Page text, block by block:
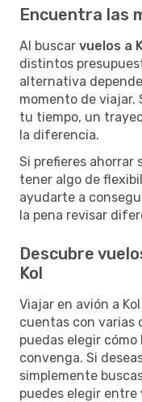
Encuentra las
Al buscar vuelos a
distintos
alternativa
momento de viajar.
tu tiempo, un
la diferencia.
Si prefieres ahorrar
tener algo de
ayudarte a
la pena revisar
Descubre
Kol
Viajar en avión a
cuentas con varias
puedas elegir
convenga. Si
simplemente
puedes elegir entre